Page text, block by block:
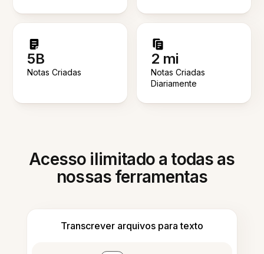
5B
Notas Criadas
2 mi
Notas Criadas
Diariamente
Acesso ilimitado a todas as
nossas ferramentas
Transcrever arquivos para texto